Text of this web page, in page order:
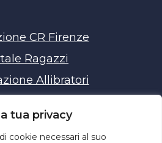
tua privacy
cookie necessari al suo
CR Firenze
Ragazzi
Allibratori
policy